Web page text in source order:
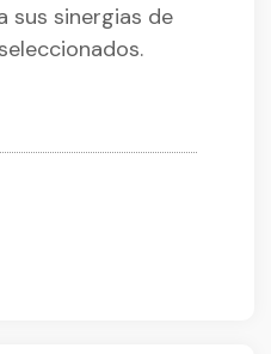
sus sinergias de